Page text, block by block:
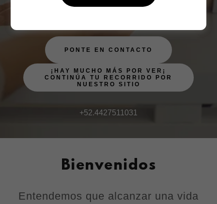
vida¡
PONTE EN CONTACTO
¡HAY MUCHO MÁS POR VER¡
CONTINÚA TU RECORRIDO POR
NUESTRO SITIO
+52.4427511031
Bienvenidos
Entendemos que alcanzar una vida